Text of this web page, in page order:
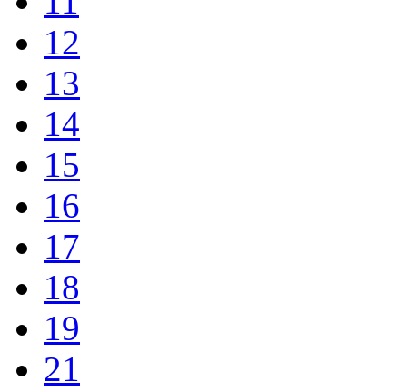
12
13
14
15
16
17
18
19
21